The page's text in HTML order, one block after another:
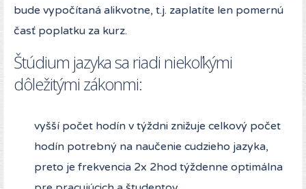
bude vypočítaná alikvotne, t.j. zaplatíte len pomernú
časť poplatku za kurz.
Štúdium jazyka sa riadi niekoľkými
dôležitými zákonmi:
vyšší počet hodín v týždni znižuje celkový počet
hodín potrebný na naučenie cudzieho jazyka,
preto je frekvencia 2x 2hod týždenne optimálna